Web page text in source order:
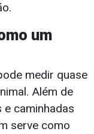
um
medir quase
Além de
caminhadas
serve como